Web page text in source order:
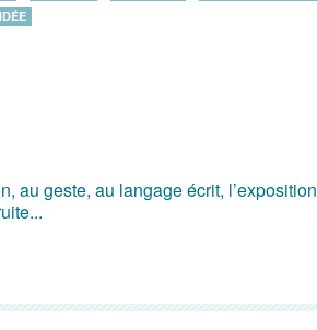
au geste, au langage écrit, l’exposition